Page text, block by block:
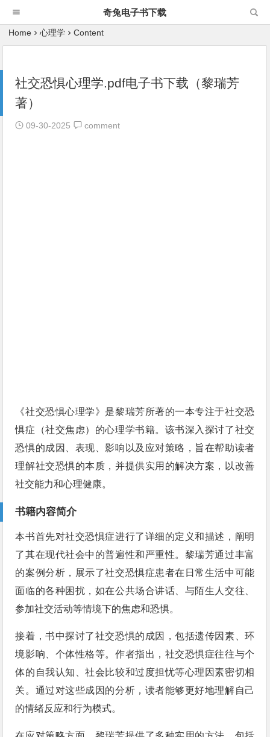
奇兔电子书下载
Home 心理学 Content
社交恐惧心理学.pdf电子书下载（黎瑞芳
著）
09-30-2025 comment
《社交恐惧心理学》是黎瑞芳所著的一本专注于社交恐
惧症（社交焦虑）的心理学书籍。该书深入探讨了社交
恐惧的成因、表现、影响以及应对策略，旨在帮助读者
理解社交恐惧的本质，并提供实用的解决方案，以改善
社交能力和心理健康。
书籍内容简介
本书首先对社交恐惧症进行了详细的定义和描述，阐明
了其在现代社会中的普遍性和严重性。黎瑞芳通过丰富
的案例分析，展示了社交恐惧症患者在日常生活中可能
面临的各种困扰，如在公共场合讲话、与陌生人交往、
参加社交活动等情境下的焦虑和恐惧。
接着，书中探讨了社交恐惧的成因，包括遗传因素、环
境影响、个体性格等。作者指出，社交恐惧症往往与个
体的自我认知、社会比较和过度担忧等心理因素密切相
关。通过对这些成因的分析，读者能够更好地理解自己
的情绪反应和行为模式。